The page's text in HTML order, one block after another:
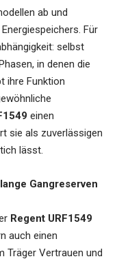
ab und
Für
selbst
in denen die
ihre Funktion
einen
sie als zuverlässigen
lässt.
Gangreserven
Regent URF1549
auch einen
Träger Vertrauen und